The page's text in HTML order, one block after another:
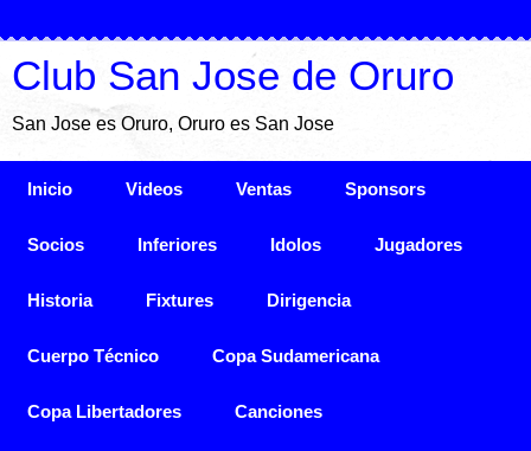
Club San Jose de Oruro
San Jose es Oruro, Oruro es San Jose
Inicio Videos Ventas Sponsors
Socios Inferiores Idolos Jugadores
Historia Fixtures Dirigencia
Cuerpo Técnico Copa Sudamericana
Copa Libertadores Canciones